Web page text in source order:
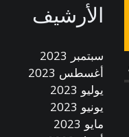
الأرشيف
سبتمبر 2023
أغسطس 2023
يوليو 2023
يونيو 2023
مايو 2023